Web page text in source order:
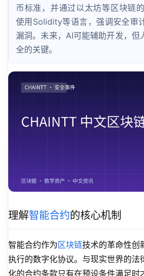
币标准，并通过以太坊等区块链
使用Solidity等语言，强调安全审
漏洞。未来，AI可能辅助开发，但
全的关键。
理解智能合约的核心机制
智能合约作为区块链技术的革命性创
执行的数字化协议。与现实世界的法
化的合约条款只有在预设条件满足时